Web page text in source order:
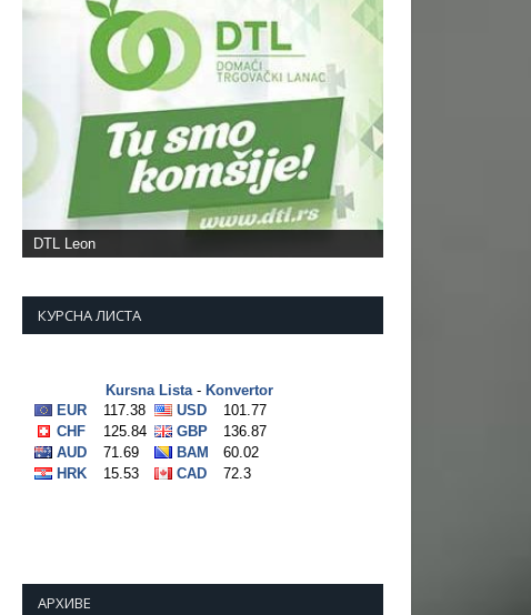
DTL Leon
КУРСНА ЛИСТА
АРХИВЕ